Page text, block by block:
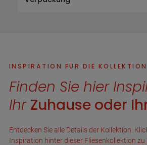
INSPIRATION FÜR DIE KOLLEKTION
Finden Sie hier
Ihr Zuhause oder
Entdecken Sie alle Details der Kollektion.
Inspiration hinter dieser Fliesenkollektion zu